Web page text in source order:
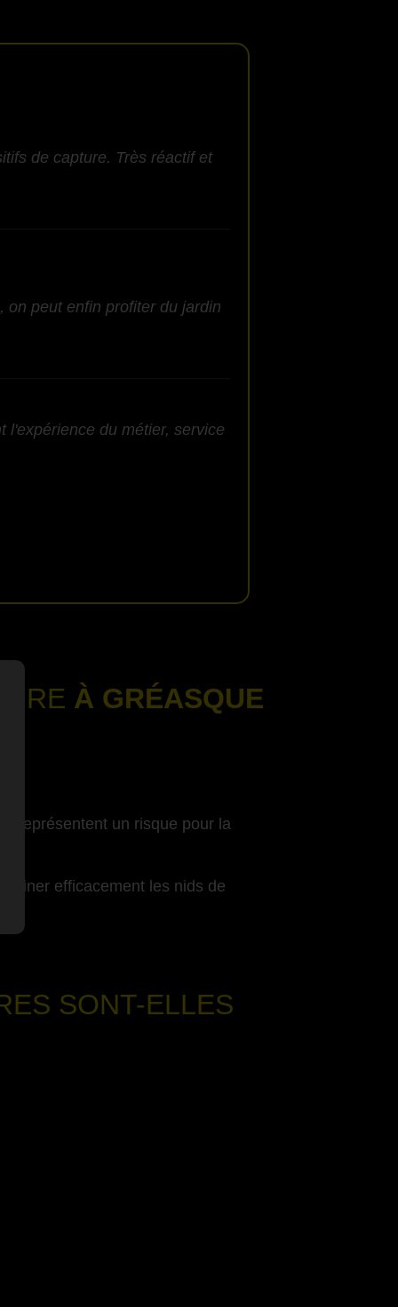
de capture. Très réactif et
on peut enfin profiter du jardin
l'expérience du métier, service
À GRÉASQUE
représentent un risque pour la
efficacement les nids de
SONT-ELLES